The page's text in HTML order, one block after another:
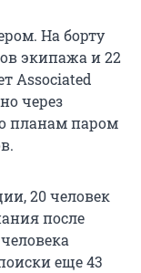
На борту
экипажа и 22
Associated
через
планам паром
20 человек
после
еще 43